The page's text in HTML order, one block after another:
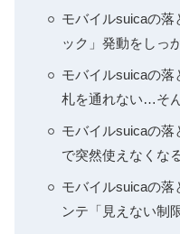
モバイルsuicaの落
ック」発動をしっ
モバイルsuicaの落
札を通れない…そ
モバイルsuicaの
で突然使えなくな
モバイルsuicaの落
ンテ「見えない制